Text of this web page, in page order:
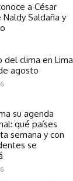
a César
Saldaña y
del clima en Lima
agosto
su agenda
qué países
semana y con
se